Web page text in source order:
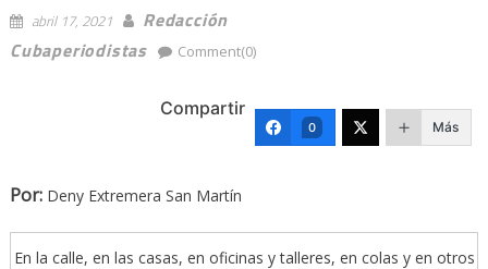
abril 17, 2021
Redacción
Cubaperiodistas
Comment(0)
Compartir
0 Más
Por: Deny Extremera San Martín
En la calle, en las casas, en oficinas y talleres, en colas y en otros